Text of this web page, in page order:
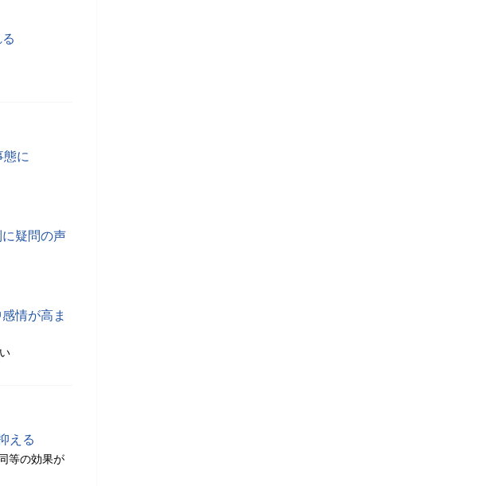
に
疑問の声
情が高ま
える
等の効果が